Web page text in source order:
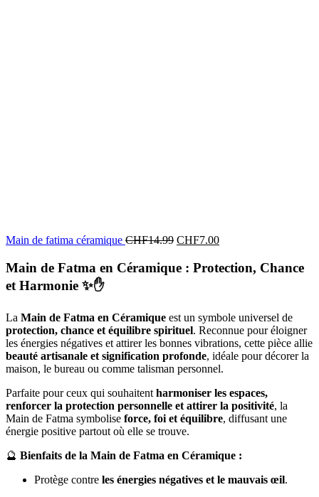
Main de fatima céramique CHF14.99 CHF7.00
Main de Fatma en Céramique : Protection, Chance
et Harmonie ✨✋
La Main de Fatma en Céramique est un symbole universel de
protection, chance et équilibre spirituel. Reconnue pour éloigner
les énergies négatives et attirer les bonnes vibrations, cette pièce allie
beauté artisanale et signification profonde, idéale pour décorer la
maison, le bureau ou comme talisman personnel.
Parfaite pour ceux qui souhaitentharmoniser les espaces,
renforcer la protection personnelle et attirer la positivité, la
Main de Fatma symbolise force, foi et équilibre, diffusant une
énergie positive partout où elle se trouve.
🔮 Bienfaits de la Main de Fatma en Céramique :
Protège contre les énergies négatives et le mauvais œil.